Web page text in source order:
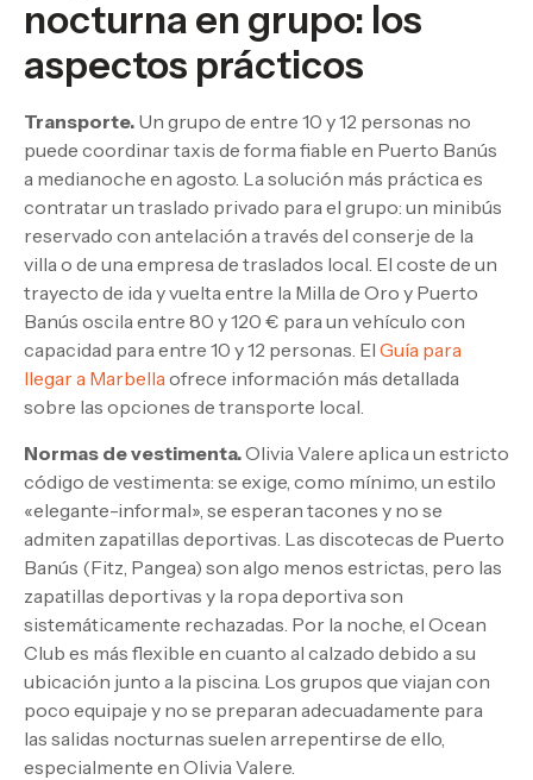
nocturna en grupo: los
aspectos prácticos
Transporte. Un grupo de entre 10 y 12 personas no
puede coordinar taxis de forma fiable en Puerto Banús
a medianoche en agosto. La solución más práctica es
contratar un traslado privado para el grupo: un minibús
reservado con antelación a través del conserje de la
villa o de una empresa de traslados local. El coste de un
trayecto de ida y vuelta entre la Milla de Oro y Puerto
Banús oscila entre 80 y 120 € para un vehículo con
capacidad para entre 10 y 12 personas. El Guía para
llegar a Marbellaofrece información más detallada
sobre las opciones de transporte local.
Normas de vestimenta.Olivia Valere aplica un estricto
código de vestimenta: se exige, como mínimo, un estilo
«elegante-informal», se esperan tacones y no se
admiten zapatillas deportivas. Las discotecas de Puerto
Banús (Fitz, Pangea) son algo menos estrictas, pero las
zapatillas deportivas y la ropa deportiva son
sistemáticamente rechazadas. Por la noche, el Ocean
Club es más flexible en cuanto al calzado debido a su
ubicación junto a la piscina. Los grupos que viajan con
poco equipaje y no se preparan adecuadamente para
las salidas nocturnas suelen arrepentirse de ello,
especialmente en Olivia Valere.